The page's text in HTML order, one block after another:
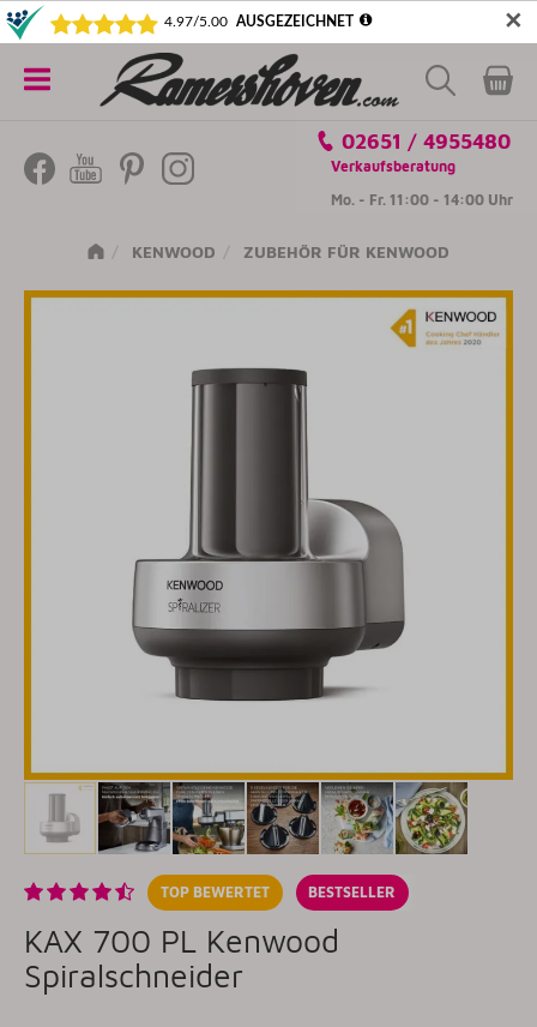
✕
5€ SICHERN! NEWSLETTER ABONNIEREN
Kategorien
02651 / 4955480
Verkaufsberatung
Mo. - Fr. 11:00 - 14:00 Uhr
KENWOOD ZUBEHÖR FÜR KENWOOD
TOP BEWERTET BESTSELLER
KAX 700 PL Kenwood
Spiralschneider